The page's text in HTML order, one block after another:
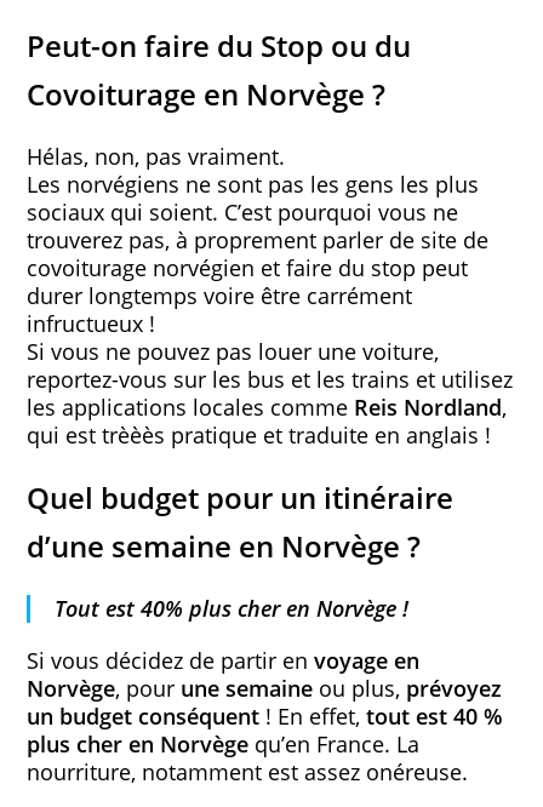
Peut-on faire du Stop ou du
Covoiturage en Norvège ?
Hélas, non, pas vraiment.
Les norvégiens ne sont pas les gens les plus
sociaux qui soient. C’est pourquoi vous ne
trouverez pas, à proprement parler de site de
covoiturage norvégien et faire du stop peut
durer longtemps voire être carrément
infructueux !
Si vous ne pouvez pas louer une voiture,
reportez-vous sur les bus et les trains et utilisez
les applications locales comme Reis Nordland,
qui est trèèès pratique et traduite en anglais !
Quel budget pour un itinéraire
d’une semaine en Norvège ?
Tout est 40% plus cher en Norvège !
Si vous décidez de partir envoyage en
Norvège, pour une semaine ou plus, prévoyez
un budget conséquent ! En effet,tout est 40 %
plus cher en Norvège qu’en France. La
nourriture, notamment est assez onéreuse.